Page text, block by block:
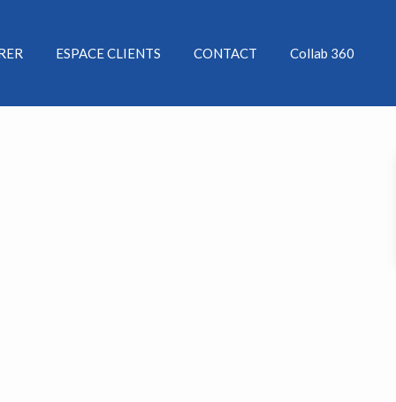
ESPACE CLIENTS CONTACT Collab 360